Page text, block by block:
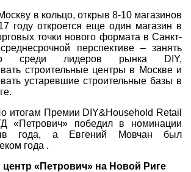
в кольцо, открыв 8-10 магазинов
году откроется еще один магазин в
точки нового формата в Санкт-
перспективе – занять
среди лидеров рынка DIY,
строительные центры в Москве и
устаревшие строительные базы в
итогам Премии DIY&Household Retail
«Петрович» победил в номинации
года, а Евгений Мовчан был
года .
«Петрович» на Новой Риге